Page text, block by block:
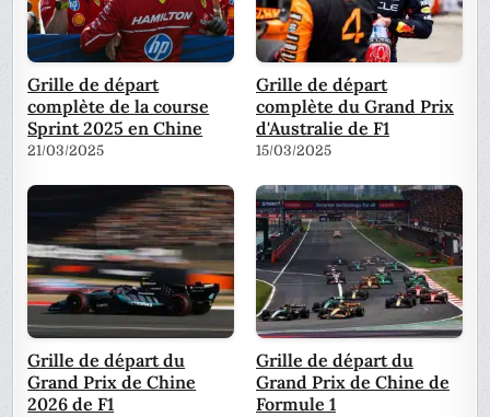
Grille de départ
complète de la course
Sprint 2025 en Chine
21/03/2025
Grille de départ
complète du Grand Prix
d'Australie de F1
15/03/2025
Grille de départ du
Grand Prix de Chine
2026 de F1
Grille de départ du
Grand Prix de Chine de
Formule 1